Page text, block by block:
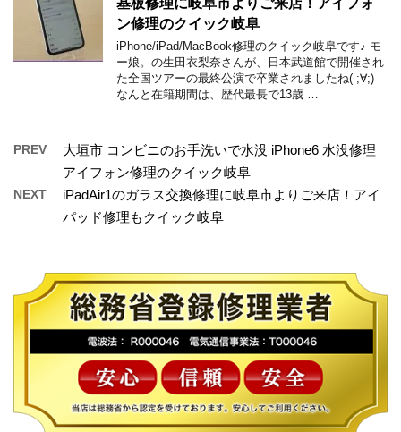
ン修理のクイック岐阜
iPhone/iPad/MacBook修理のクイック岐阜です♪ モ
ー娘。の生田衣梨奈さんが、日本武道館で開催され
た全国ツアーの最終公演で卒業されましたね( ;∀;)
なんと在籍期間は、歴代最長で13歳 …
PREV
大垣市 コンビニのお手洗いで水没 iPhone6 水没修理
アイフォン修理のクイック岐阜
NEXT
iPadAir1のガラス交換修理に岐阜市よりご来店！アイ
パッド修理もクイック岐阜